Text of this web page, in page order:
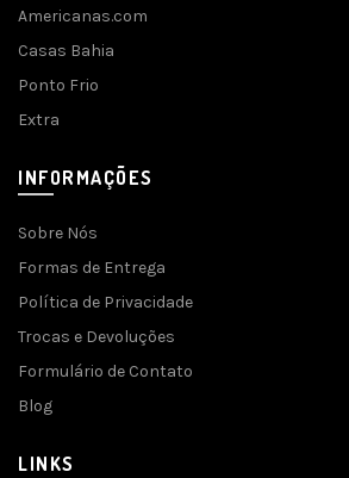
Americanas.com
Casas Bahia
Ponto Frio
Extra
INFORMAÇÕES
Sobre Nós
Formas de Entrega
Política de Privacidade
Trocas e Devoluções
Formulário de Contato
Blog
LINKS